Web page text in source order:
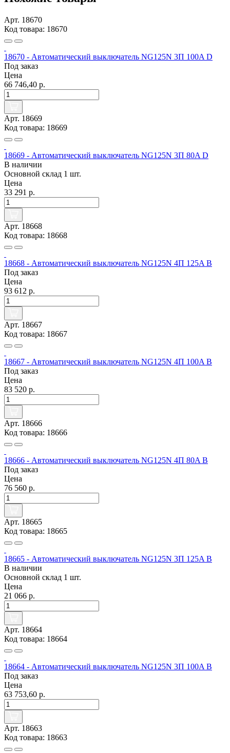
Арт. 18670
Код товара: 18670
18670 - Автоматический выключатель NG125N 3П 100A D
Под заказ
Цена
66 746,40 р.
Арт. 18669
Код товара: 18669
18669 - Автоматический выключатель NG125N 3П 80A D
В наличии
Основной склад 1 шт.
Цена
33 291 р.
Арт. 18668
Код товара: 18668
18668 - Автоматический выключатель NG125N 4П 125A B
Под заказ
Цена
93 612 р.
Арт. 18667
Код товара: 18667
18667 - Автоматический выключатель NG125N 4П 100A B
Под заказ
Цена
83 520 р.
Арт. 18666
Код товара: 18666
18666 - Автоматический выключатель NG125N 4П 80A B
Под заказ
Цена
76 560 р.
Арт. 18665
Код товара: 18665
18665 - Автоматический выключатель NG125N 3П 125A B
В наличии
Основной склад 1 шт.
Цена
21 066 р.
Арт. 18664
Код товара: 18664
18664 - Автоматический выключатель NG125N 3П 100A B
Под заказ
Цена
63 753,60 р.
Арт. 18663
Код товара: 18663